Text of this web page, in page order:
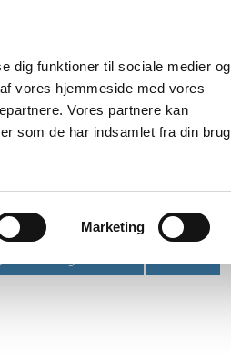
dig funktioner til sociale medier og
vores hjemmeside med vores
Vores partnere kan
som de har indsamlet fra din brug
Marketing